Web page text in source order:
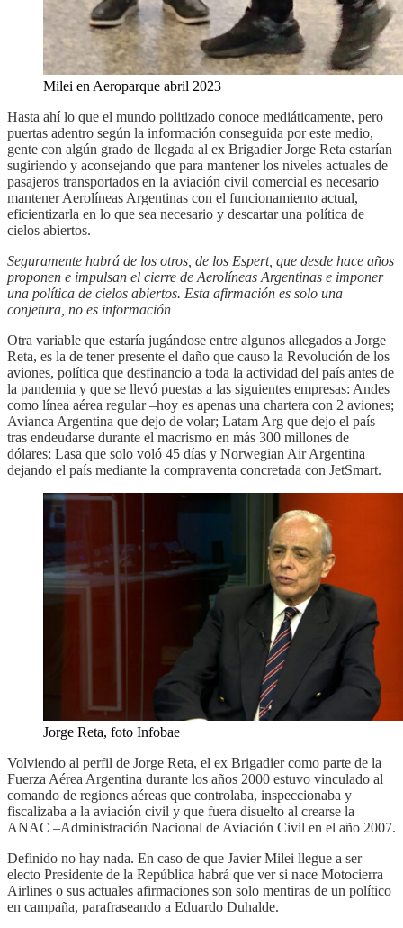
Milei en Aeroparque abril 2023
Hasta ahí lo que el mundo politizado conoce mediáticamente, pero
puertas adentro según la información conseguida por este medio,
gente con algún grado de llegada al ex Brigadier Jorge Reta estarían
sugiriendo y aconsejando que para mantener los niveles actuales de
pasajeros transportados en la aviación civil comercial es necesario
mantener Aerolíneas Argentinas con el funcionamiento actual,
eficientizarla en lo que sea necesario y descartar una política de
cielos abiertos.
Seguramente habrá de los otros, de los Espert, que desde hace años
proponen e impulsan el cierre de Aerolíneas Argentinas e imponer
una política de cielos abiertos. Esta afirmación es solo una
conjetura, no es información
Otra variable que estaría jugándose entre algunos allegados a Jorge
Reta, es la de tener presente el daño que causo la Revolución de los
aviones, política que desfinancio a toda la actividad del país antes de
la pandemia y que se llevó puestas a las siguientes empresas: Andes
como línea aérea regular –hoy es apenas una chartera con 2 aviones;
Avianca Argentina que dejo de volar; Latam Arg que dejo el país
tras endeudarse durante el macrismo en más 300 millones de
dólares; Lasa que solo voló 45 días y Norwegian Air Argentina
dejando el país mediante la compraventa concretada con JetSmart.
Jorge Reta, foto Infobae
Volviendo al perfil de Jorge Reta, el ex Brigadier como parte de la
Fuerza Aérea Argentina durante los años 2000 estuvo vinculado al
comando de regiones aéreas que controlaba, inspeccionaba y
fiscalizaba a la aviación civil y que fuera disuelto al crearse la
ANAC –Administración Nacional de Aviación Civil en el año 2007.
Definido no hay nada. En caso de que Javier Milei llegue a ser
electo Presidente de la República habrá que ver si nace Motocierra
Airlines o sus actuales afirmaciones son solo mentiras de un político
en campaña, parafraseando a Eduardo Duhalde.